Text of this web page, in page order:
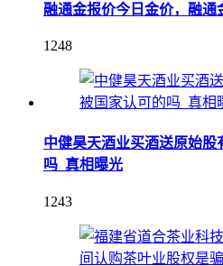
融通金报价今日金价，融通
1248
中健昊天酒业买酒送原始
吗_真相曝光
1243